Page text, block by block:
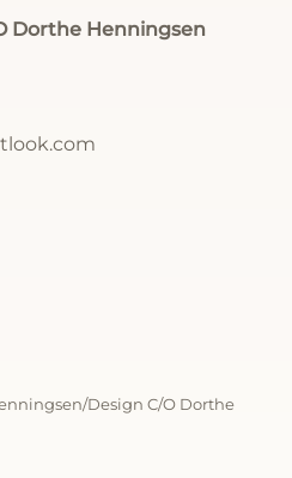
Dorthe Henningsen
Design C/O Dorthe